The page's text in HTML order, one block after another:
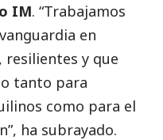
IM. “Trabajamos
en
y que
tanto para
como para el
ha subrayado.